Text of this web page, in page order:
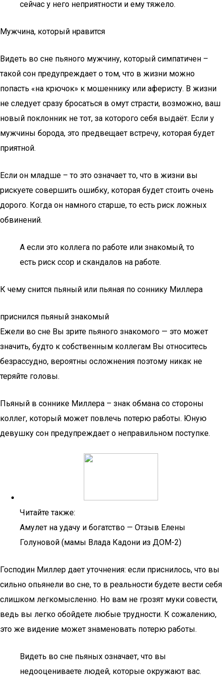
сейчас у него неприятности и ему тяжело.
Мужчина, который нравится
Видеть во сне пьяного мужчину, который симпатичен –
такой сон предупреждает о том, что в жизни можно
попасть «на крючок» к мошеннику или аферисту. В жизни
не следует сразу бросаться в омут страсти, возможно, ваш
новый поклонник не тот, за которого себя выдаёт. Если у
мужчины борода, это предвещает встречу, которая будет
приятной.
Если он младше – то это означает то, что в жизни вы
рискуете совершить ошибку, которая будет стоить очень
дорого. Когда он намного старше, то есть риск ложных
обвинений.
А если это коллега по работе или знакомый, то
есть риск ссор и скандалов на работе.
К чему снится пьяный или пьяная по соннику Миллера
приснился пьяный знакомый
Ежели во сне Вы зрите пьяного знакомого — это может
значить, будто к собственным коллегам Вы относитесь
безрассудно, вероятны осложнения поэтому никак не
теряйте головы.
Пьяный в соннике Миллера – знак обмана со стороны
коллег, который может повлечь потерю работы. Юную
девушку сон предупреждает о неправильном поступке.
Читайте также:
Амулет на удачу и богатство — Отзыв Елены
Голуновой (мамы Влада Кадони из ДОМ-2)
Господин Миллер дает уточнения: если приснилось, что вы
сильно опьянели во сне, то в реальности будете вести себя
слишком легкомысленно. Но вам не грозят муки совести,
ведь вы легко обойдете любые трудности. К сожалению,
это же видение может знаменовать потерю работы.
Видеть во сне пьяных означает, что вы
недооцениваете людей, которые окружают вас.